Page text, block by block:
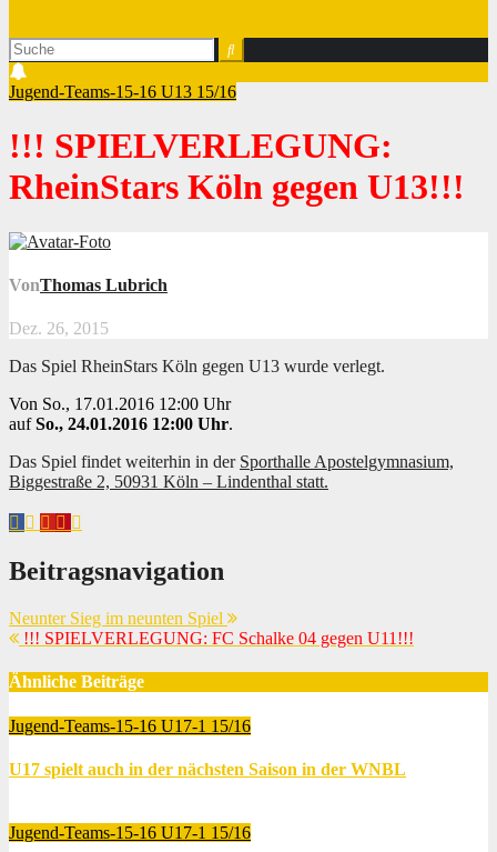
Jugend-Teams-15-16 U13 15/16
!!! SPIELVERLEGUNG:
RheinStars Köln gegen U13!!!
VonThomas Lubrich
Dez. 26, 2015
Das Spiel RheinStars Köln gegen U13 wurde verlegt.
Von So., 17.01.2016 12:00 Uhr
aufSo., 24.01.2016 12:00 Uhr.
Das Spiel findet weiterhin in der Sporthalle Apostelgymnasium,
Biggestraße 2, 50931 Köln – Lindenthal statt.
Beitragsnavigation
Neunter Sieg im neunten Spiel
!!! SPIELVERLEGUNG: FC Schalke 04 gegen U11!!!
Ähnliche Beiträge
Jugend-Teams-15-16 U17-1 15/16
U17 spielt auch in der nächsten Saison in der WNBL
Jugend-Teams-15-16 U17-1 15/16